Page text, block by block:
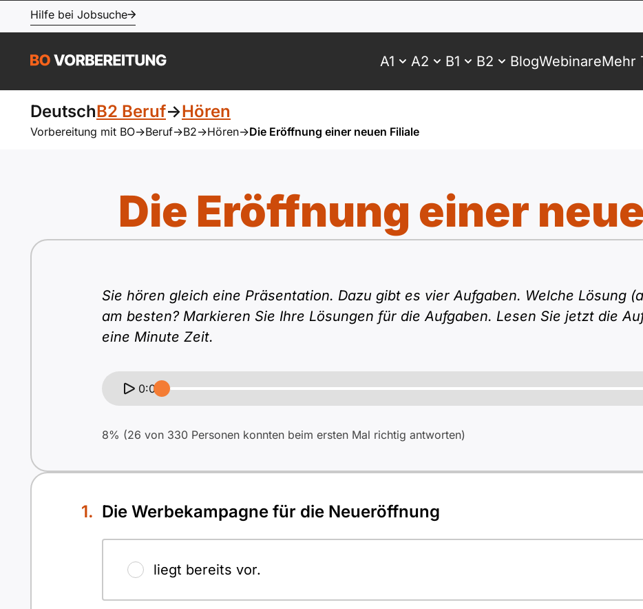
Hilfe bei Jobsuche
A1 A2 B1 B2 BlogWebinareMehr
DeutschB2 Beruf->Hören
Vorbereitung mit BO->Beruf->B2->Hören->Die Eröffnung einer neuen Filiale
Die Eröffnung einer
Sie hören gleich eine Präsentation. Dazu gibt es vier Aufgaben. Welche Lösung
am besten? Markieren Sie Ihre Lösungen für die Aufgaben. Lesen Sie jetzt die
eine Minute Zeit.
0:00
8% (26 von 330 Personen konnten beim ersten Mal richtig antworten)
Die Werbekampagne für die Neueröffnung
liegt bereits vor.